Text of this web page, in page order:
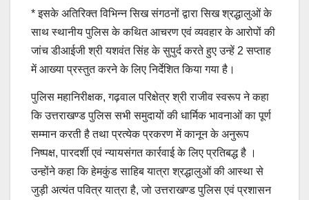
* इसके अतिरिक्त विभिन्न सिख संगठनों द्वारा सिख श्रद्धालुओं के
साथ स्थानीय पुलिस के कथित आचरण एवं व्यवहार के आरोपों की
जांच डीआईजी श्री यशवंत सिंह के सुपुर्द करते हुए उन्हें 2 सप्ताह
में आख्या प्रस्तुत करने के लिए निर्देशित किया गया है।
पुलिस महानिरीक्षक, गढ़वाल परिक्षेत्र श्री राजीव स्वरूप ने कहा
कि उत्तराखण्ड पुलिस सभी समुदायों की धार्मिक भावनाओं का पूर्ण
सम्मान करती है तथा प्रत्येक प्रकरण में कानून के अनुरूप
निष्पक्ष, पारदर्शी एवं न्यायसंगत कार्रवाई के लिए प्रतिबद्ध है ।
उन्होंने कहा कि हेमकुंड साहिब यात्रा श्रद्धालुओं की आस्था से
जुड़ी अत्यंत पवित्र यात्रा है, जो उत्तराखण्ड पुलिस एवं प्रशासन